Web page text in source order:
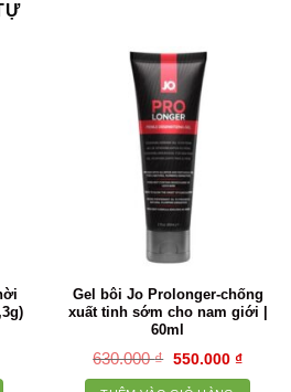
tại
Gel bôi Jo Prolonger-chống
xuất tinh sớm cho nam giới |
60ml
630.000₫ Giá
là:
550.000 ₫Giá
tại